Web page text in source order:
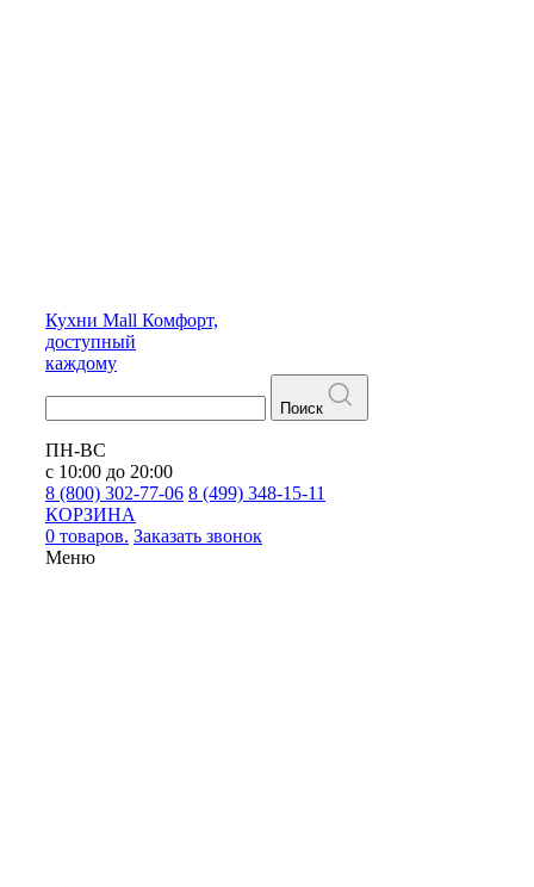
Кухни Mall Комфорт,
доступный
каждому
Поиск
ПН-ВС
с 10:00 до 20:00
8 (800) 302-77-06 8 (499) 348-15-11
КОРЗИНА
0 товаров. Заказать звонок
Меню